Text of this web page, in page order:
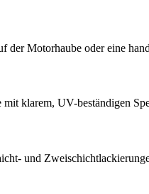
der Motorhaube oder eine
klarem, UV-beständigen
und